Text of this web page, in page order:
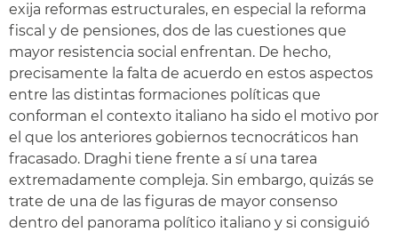
exija reformas estructurales, en especial la reforma
fiscal y de pensiones, dos de las cuestiones que
mayor resistencia social enfrentan. De hecho,
precisamente la falta de acuerdo en estos aspectos
entre las distintas formaciones políticas que
conforman el contexto italiano ha sido el motivo por
el que los anteriores gobiernos tecnocráticos han
fracasado. Draghi tiene frente a sí una tarea
extremadamente compleja. Sin embargo, quizás se
trate de una de las figuras de mayor consenso
dentro del panorama político italiano y si consiguió